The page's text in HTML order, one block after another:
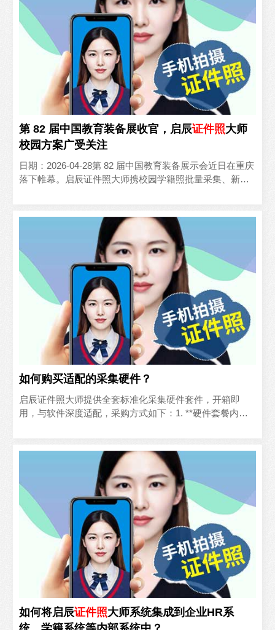
第 82 届中国教育装备展收官，启辰证件照大师
校园方案广受关注
日期：2026-04-28第 82 届中国教育装备展示会近日在重庆
落下帷幕。启辰证件照大师携校园学籍照批量采集、新生
如何购买适配的采集硬件？
启辰证件照大师提供全套标准化采集硬件套件，开箱即
用，与软件深度适配，采购方式如下：1. **硬件套餐内容**
如何将启辰证件照大师系统集成到企业HR系